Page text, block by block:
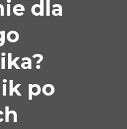
dla
po